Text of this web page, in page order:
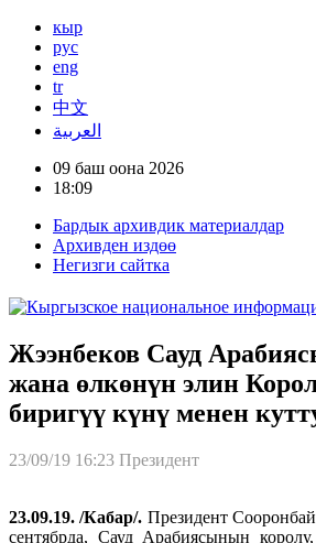
кыр
рус
eng
tr
中文
العربية
09 баш оона 2026
18:09
Бардык архивдик материалдар
Архивден издөө
Негизги сайтка
Жээнбеков Сауд
жана өлкөнүн элин
биригүү күнү менен
23/09/19 16:23 Президент
23.09.19. /Кабар/. Президент
сентябрда, Сауд Арабиясынын